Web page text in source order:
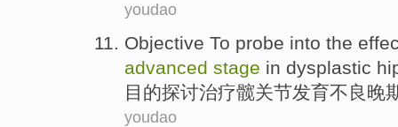
youdao
Objective To probe into the
advanced stage in dysplastic
目的探讨治疗髋关节发育不良晚
youdao